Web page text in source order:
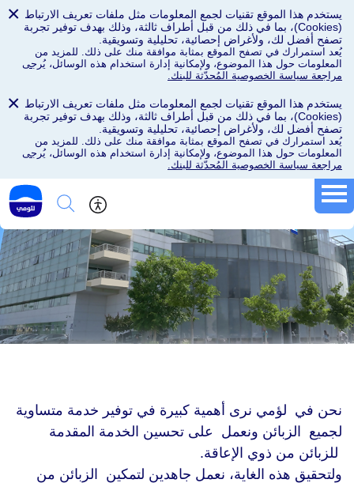
يستخدم هذا الموقع تقنيات لجمع المعلومات مثل ملفات تعريف الارتباط
(Cookies)، بما في ذلك من قبل أطراف ثالثة، وذلك بهدف توفير تجربة
تصفح أفضل لك، ولأغراض إحصائية، تحليلية وتسويقية.
يُعد استمرارك في تصفح الموقع بمثابة موافقة منك على ذلك. للمزيد من
المعلومات حول هذا الموضوع، ولإمكانية إدارة استخدام هذه الوسائل، يُرجى
مراجعة سياسة الخصوصية المُحدّثة للبنك.
×
يستخدم هذا الموقع تقنيات لجمع المعلومات مثل ملفات تعريف الارتباط
(Cookies)، بما في ذلك من قبل أطراف ثالثة، وذلك بهدف توفير تجربة
تصفح أفضل لك، ولأغراض إحصائية، تحليلية وتسويقية.
يُعد استمرارك في تصفح الموقع بمثابة موافقة منك على ذلك. للمزيد من
المعلومات حول هذا الموضوع، ولإمكانية إدارة استخدام هذه الوسائل، يُرجى
مراجعة سياسة الخصوصية المُحدّثة للبنك.
×
إمكانية الوصول
نحن في لؤمي نرى أهمية كبيرة في توفير خدمة متساوية
لجميع الزبائن ونعمل على تحسين الخدمة المقدمة
للزبائن من ذوي الإعاقة.
ولتحقيق هذه الغاية، نعمل جاهدين لتمكين الزبائن من